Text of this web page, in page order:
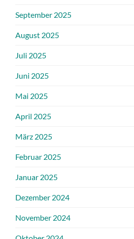
September 2025
August 2025
Juli 2025
Juni 2025
Mai 2025
April 2025
März 2025
Februar 2025
Januar 2025
Dezember 2024
November 2024